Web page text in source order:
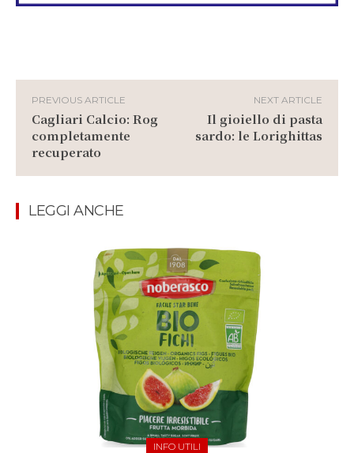
PREVIOUS ARTICLE
Cagliari Calcio: Rog
completamente
recuperato
NEXT ARTICLE
Il gioiello di pasta
sardo: le Lorighittas
LEGGI ANCHE
INFO UTILI